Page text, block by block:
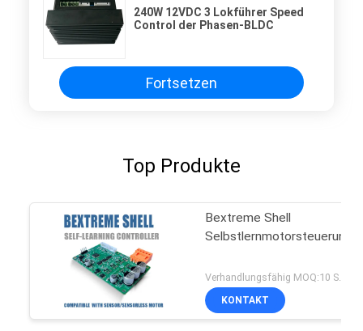
240W 12VDC 3 Lokführer Speed
Control der Phasen-BLDC
Fortsetzen
Top Produkte
Bextreme Shell
Selbstlernmotorsteuerung
Verhandlungsfähig MOQ:10 Stück
KONTAKT